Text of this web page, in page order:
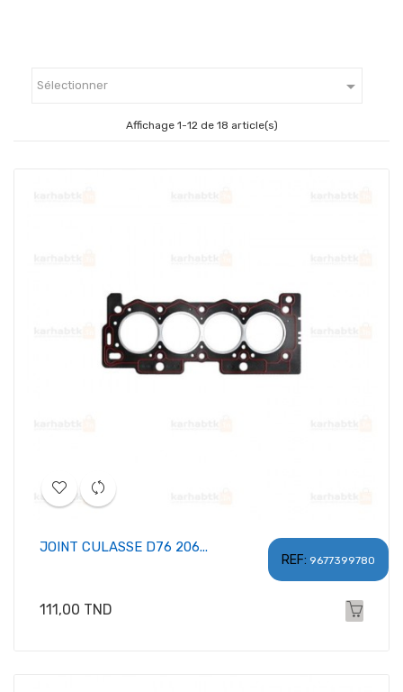
Sélectionner 
Affichage 1-12 de 18 article(s)
REF: 9677399780
JOINT CULASSE D76 206...
Prix
111,00 TND